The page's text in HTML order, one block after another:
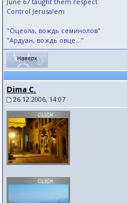
Control Jerusalem
"Оцеола, вождь семинолов"
"Ардуан, вождь овце..."
Dima C.
26.12.2006, 14:07